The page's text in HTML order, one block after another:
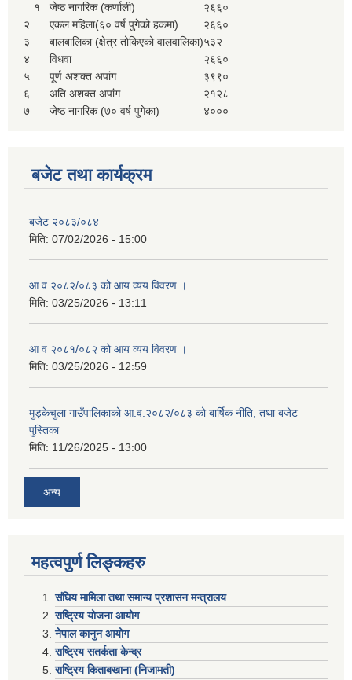
१
जेष्ठ नागरिक (कर्णाली)
२६६०
२
एकल महिला(६० वर्ष पुगेको हकमा)
२६६०
३
बालबालिका (क्षेत्र तोकिएको वालवालिका)५३२
४
विधवा
२६६०
५
पूर्ण अशक्त अपांग
३९९०
६
अति अशक्त अपांग
२१२८
७
जेष्ठ नागरिक (७० वर्ष पुगेका) ४०००
बजेट तथा कार्यक्रम
बजेट २०८३/०८४
मिति: 07/02/2026 - 15:00
आ व २०८२/०८३ को आय व्यय विवरण ।
मिति: 03/25/2026 - 13:11
आ व २०८१/०८२ को आय व्यय विवरण ।
मिति: 03/25/2026 - 12:59
मुड्केचुला गाउँपालिकाको आ.व.२०८२/०८३ को बार्षिक नीति, तथा बजेट
पुस्तिका
मिति: 11/26/2025 - 13:00
अन्य
महत्वपुर्ण लिङ्कहरु
संघिय मामिला तथा समान्य प्रशासन मन्त्रालय
राष्ट्रिय योजना आयोग
नेपाल कानुन आयोग
राष्ट्रिय सतर्कता केन्द्र
राष्ट्रिय किताबखाना (निजामती)